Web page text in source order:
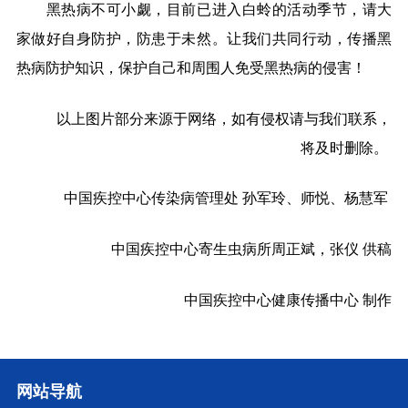
黑热病不可小觑，目前已进入白蛉的活动季节，请大
家做好自身防护，防患于未然。让我们共同行动，传播黑
热病防护知识，保护自己和周围人免受黑热病的侵害！
以上图片部分来源于网络，如有侵权请与我们联系，
将及时删除。
中国疾控中心传染病管理处 孙军玲、师悦、杨慧军
中国疾控中心寄生虫病所周正斌，张仪 供稿
中国疾控中心健康传播中心 制作
网站导航